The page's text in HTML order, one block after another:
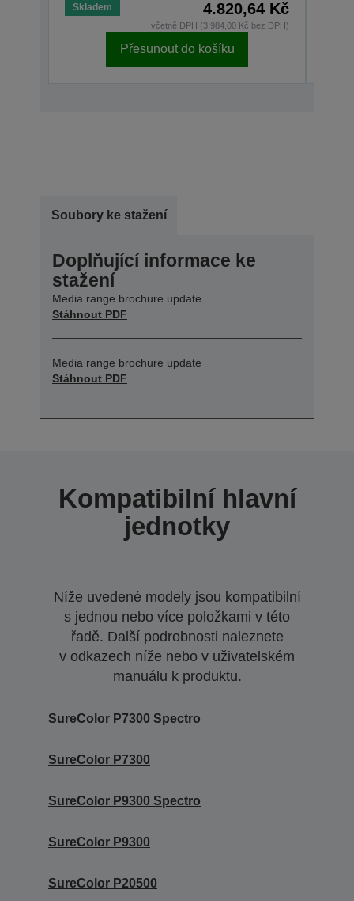
Skladem 4.820,64 Kč
včetně DPH (3.984,00 Kč bez DPH)
Přesunout do košíku
Soubory ke stažení
Doplňující informace ke
stažení
Media range brochure update
Stáhnout PDF
Media range brochure update
Stáhnout PDF
Kompatibilní hlavní
jednotky
Níže uvedené modely jsou kompatibilní
s jednou nebo více položkami v této
řadě. Další podrobnosti naleznete
v odkazech níže nebo v uživatelském
manuálu k produktu.
SureColor P7300 Spectro
SureColor P7300
SureColor P9300 Spectro
SureColor P9300
SureColor P20500